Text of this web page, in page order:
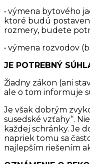
• výmena bytového
ktoré budú
rozmery, budete
• výmena rozvodov
JE POTREBNÝ
Žiadny zákon (ani
ale o tom informuje
Je však dobrým
susedské vzťahy“.
každej schránky. Je
napriek tomu sa
najlepším riešením